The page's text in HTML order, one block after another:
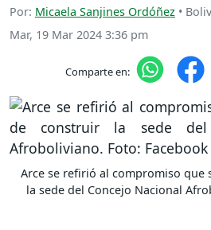
Por: Micaela Sanjines Ordóñez •
Mar, 19 Mar 2024 3:36 pm
Comparte en:
Arce se refirió al compromiso que
la sede del Concejo Nacional